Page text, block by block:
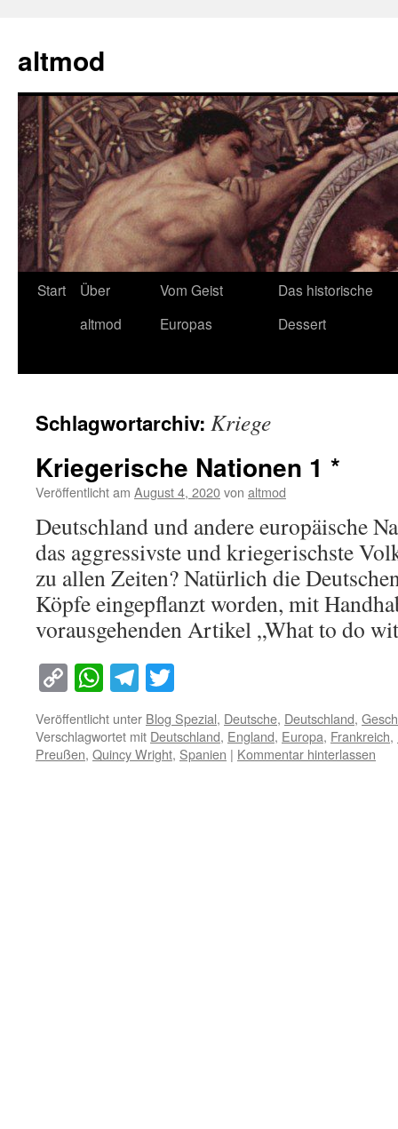
springen
altmod
Start
Über
altmod
Vom Geist
Europas
Das historische
Dessert
Schlagwortarchiv: Kriege
Kriegerische Nationen 1 *
Veröffentlicht am August 4, 2020von altmod
Deutschland und andere europäische
das aggressivste und kriegerischste
zu allen Zeiten? Natürlich die
Köpfe eingepflanzt worden, mit
vorausgehenden Artikel „What to do
Copy
Link
WhatsApp
Telegram
Veröffentlicht unter Blog Spezial, Deutsche, Deutschland,
Verschlagwortet mit Deutschland, England, Europa, Frankreich,
Preußen, Quincy Wright, Spanien | Kommentar hinterlassen